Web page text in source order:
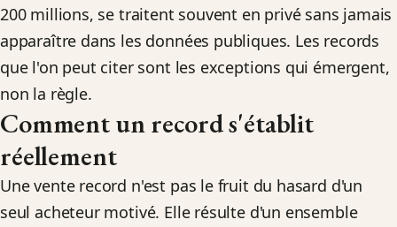
200 millions, se traitent souvent en privé sans jamais
apparaître dans les données publiques. Les records
que l'on peut citer sont les exceptions qui émergent,
non la règle.
Comment un record s'établit
réellement
Une vente record n'est pas le fruit du hasard d'un
seul acheteur motivé. Elle résulte d'un ensemble